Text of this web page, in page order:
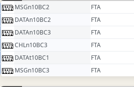
MSGn10BC2 FTA
DATAn10BC2
FTA
DATAn10BC3
FTA
CHLn10BC3
FTA
DATAt10BC1
FTA
MSGn10BC3
FTA